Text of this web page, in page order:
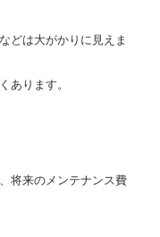
どは大がかりに見えま
あります。
将来のメンテナンス費